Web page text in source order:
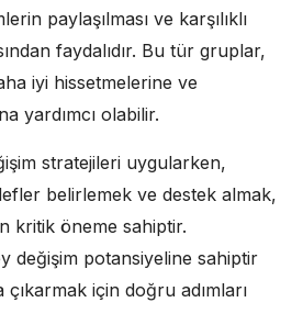
paylaşılması ve karşılıklı
faydalıdır. Bu tür gruplar,
iyi hissetmelerine ve
yardımcı olabilir.
stratejileri uygularken,
belirlemek ve destek almak,
kritik öneme sahiptir.
değişim potansiyeline sahiptir
için doğru adımları